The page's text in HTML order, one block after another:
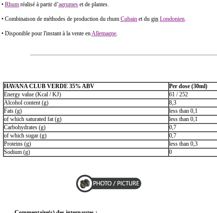
• Rhum réalisé à partir d’agrumes et de plantes.
• Combinaison de méthodes de production du rhum Cubain et du gin Londonien
• Disponible pour l'instant à la vente en Allemagne
HAVANA CLUB VERDE 35% ABV
Per dose (30ml)
Energy value (Kcal / KJ)
61 / 252
Alcohol content (g)
8,3
Fats (g)
less than 0,1
of which saturated fat (g)
less than 0,1
Carbohydrates (g)
0,7
of which sugar (g)
0,7
Proteins (g)
less than 0,3
Sodium (g)
0